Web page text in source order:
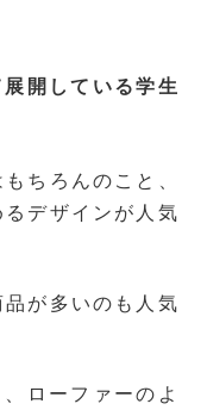
開している学生
ちろんのこと、
デザインが人気
が多いのも人気
ローファーのよ